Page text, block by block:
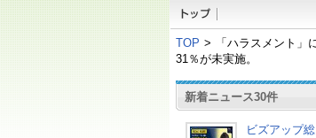
TOP >
「ハラスメント
31％が未実施。
新着ニュース30件
ビズアップ総